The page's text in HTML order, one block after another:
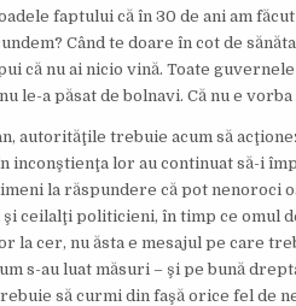
faptului că în 30 de ani am
Când te doare în cot de
că nu ai nicio vină. Toate
le-a păsat de bolnavi. Că nu e vorba
autorităţile trebuie acum să
inconştienţa lor au continuat să-i
la răspundere că pot nenoroci
ceilalţi politicieni, în timp ce omul
la cer, nu ăsta e mesajul pe care
s-au luat măsuri – şi pe bună
să curmi din faşă orice fel de